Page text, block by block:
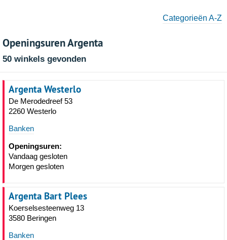
Categorieën A-Z
Openingsuren Argenta
50 winkels gevonden
Argenta Westerlo
De Merodedreef 53
2260 Westerlo
Banken
Openingsuren:
Vandaag gesloten
Morgen gesloten
Argenta Bart Plees
Koerselsesteenweg 13
3580 Beringen
Banken